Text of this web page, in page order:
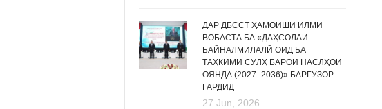
ДАР ДБССТ ҲАМОИШИ ИЛМӢ
ВОБАСТА БА «ДАҲСОЛАИ
БАЙНАЛМИЛАЛӢ ОИД БА
ТАҲКИМИ СУЛҲ БАРОИ НАСЛҲОИ
ОЯНДА (2027–2036)» БАРГУЗОР
ГАРДИД
27 Jun, 2026